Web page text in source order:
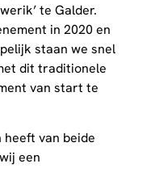
te Galder.
in 2020 en
staan we snel
dit traditionele
van start te
heeft van beide
een